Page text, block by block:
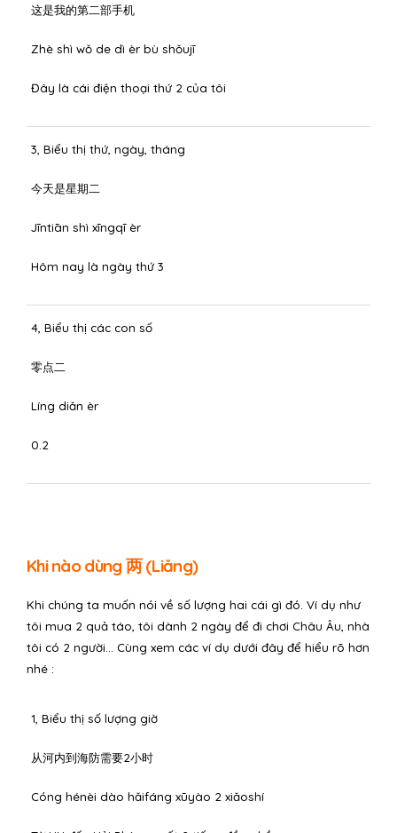
这是我的第二部手机
Zhè shì wǒ de dì èr bù shǒujī
Đây là cái điện thoại thứ 2 của tôi
3, Biểu thị thứ, ngày, tháng
今天是星期二
Jīntiān shì xīngqī èr
Hôm nay là ngày thứ 3
4, Biểu thị các con số
零点二
Líng diǎn èr
0.2
Khi nào dùng 两 (Liǎng)
Khi chúng ta muốn nói về số lượng hai cái gì đó. Ví dụ như
tôi mua 2 quả táo, tôi dành 2 ngày để đi chơi Châu Âu, nhà
tôi có 2 người… Cùng xem các ví dụ dưới đây để hiểu rõ hơn
nhé :
1, Biểu thị số lượng giờ
从河内到海防需要2小时
Cóng hénèi dào hǎifáng xūyào 2 xiǎoshí